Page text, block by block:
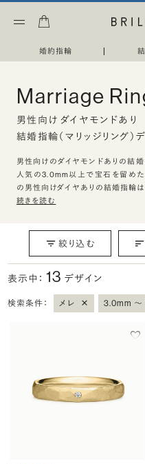
婚約指輪 |
Marriage
男性向け ダイヤモンドあり
結婚指輪（マリッジリング）
男性向けのダイヤモンドありの結婚
人気の3.0mm以上で宝石を留めた
の男性向けダイヤありの結婚指輪
続きを読む
絞り込む
表示中：13 デザイン
検索条件： メレ × 3.0mm 〜